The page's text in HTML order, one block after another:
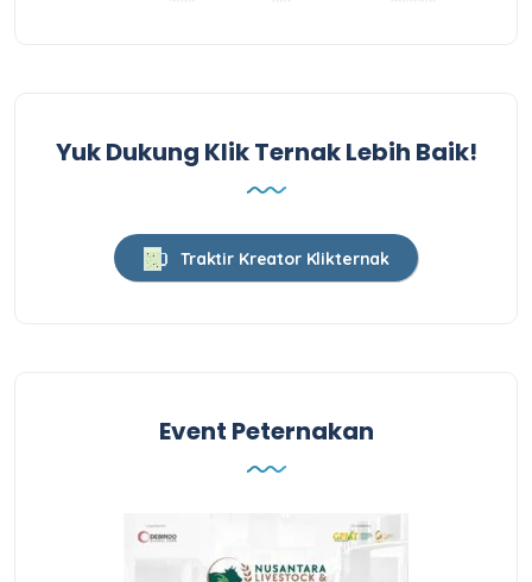
Yuk Dukung Klik Ternak Lebih Baik!
Traktir Kreator Klikternak
Event Peternakan